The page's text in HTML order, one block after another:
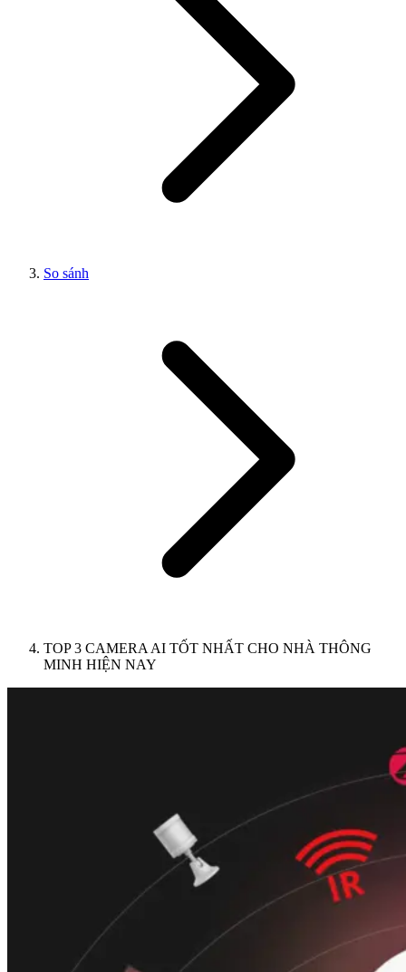
So sánh
TOP 3 CAMERA AI TỐT NHẤT CHO NHÀ THÔNG
MINH HIỆN NAY